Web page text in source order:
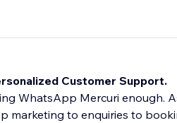
Customer Support.
WhatsApp Mercuri enough.
marketing to enquiries to